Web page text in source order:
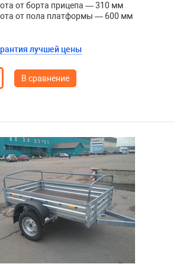
от борта прицепа — 310 мм
от пола платформы — 600 мм
лучшей цены
В сравнение